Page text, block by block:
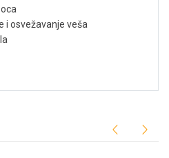
i osvežavanje veša